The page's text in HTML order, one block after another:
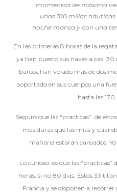
momentos de máxima
unas 100 millas
noche mansa y con una
En las primeras 8 horas de la
ya han puesto sus naves a casi 30
barcos han volado más de dos
soportado en sus cuerpos una
hasta las 170
Seguro que las “practicas” de
más duras que las mías y
mañana estarán cansados.
Lo curioso, es que las
horas, si no 80 dias. Estos 33
Francia y se disponen a